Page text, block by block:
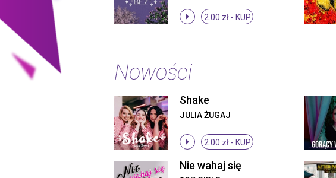
2.00 zł - KUP
Nowości
Shake
JULIA ŻUGAJ
2.00 zł - KUP
Nie wahaj się